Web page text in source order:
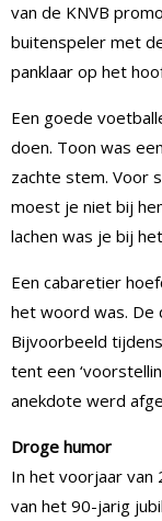
van de KNVB
buitenspeler met
panklaar op het
Een goede
doen. Toon was
zachte stem. Voor
moest je niet bij
lachen was je bij
Een cabaretier
het woord was. De
Bijvoorbeeld
tent een
anekdote werd
Droge humor
In het voorjaar van
van het 90-jarig